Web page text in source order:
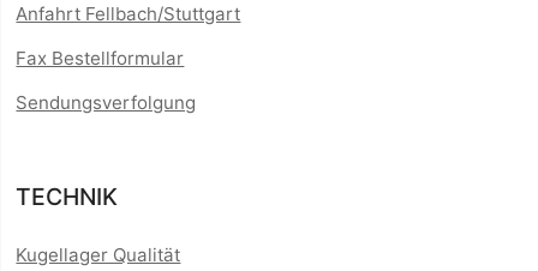
Anfahrt Fellbach/Stuttgart
Fax Bestellformular
Sendungsverfolgung
TECHNIK
Kugellager Qualität